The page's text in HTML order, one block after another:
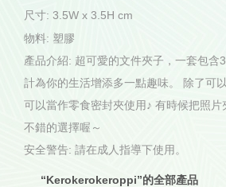
尺寸: 3.5W x 3.5H cm
物料: 塑膠
產品介紹: 超可愛的文件夾子，一套包含
計為你的生活增添多一點趣味。 除了可
可以當作零食密封夾使用♪ 有時候把照
不錯的選擇喔～
安全警告: 請在成人指導下使用。
“Kerokerokeroppi”的全部產品